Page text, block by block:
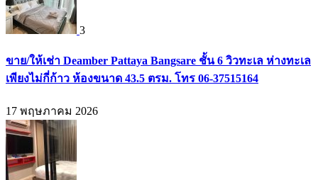
3
ขาย/ให้เช่า Deamber Pattaya Bangsare ชั้น 6 วิวทะเล ห่างทะเล
เพียงไม่กี่ก้าว ห้องขนาด 43.5 ตรม. โทร 06-37515164
17 พฤษภาคม 2026